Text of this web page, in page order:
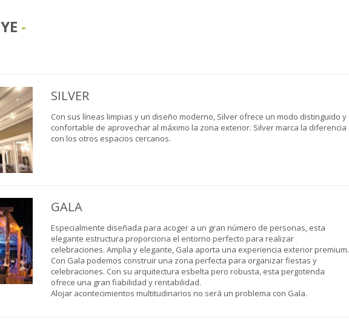
SILVER
Con sus líneas limpias y un diseño moderno, Silver ofrece un modo distinguido y
confortable de aprovechar al máximo la zona exterior. Silver marca la diferencia
con los otros espacios cercanos.
GALA
Especialmente diseñada para acoger a un gran número de personas, esta
elegante estructura proporciona el entorno perfecto para realizar
celebraciones. Amplia y elegante, Gala aporta una experiencia exterior premium.
Con Gala podemos construir una zona perfecta para organizar fiestas y
celebraciones. Con su arquitectura esbelta pero robusta, esta pergotenda
ofrece una gran fiabilidad y rentabilidad.
Alojar acontecimientos multitudinarios no será un problema con Gala.